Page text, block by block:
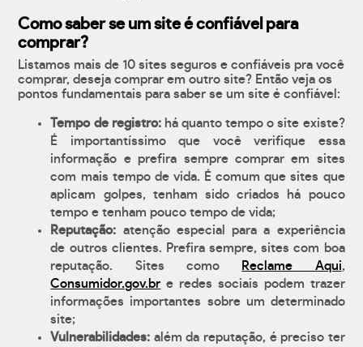
Como saber se um site é confiável para
comprar?
Listamos mais de 10 sites seguros e confiáveis pra você
comprar, deseja comprar em outro site? Então veja os
pontos fundamentais para saber se um site é confiável:
Tempo de registro:há quanto tempo o site existe?
É importantíssimo que você verifique essa
informação e prefira sempre comprar em sites
com mais tempo de vida. É comum que sites que
aplicam golpes, tenham sido criados há pouco
tempo e tenham pouco tempo de vida;
Reputação: atenção especial para a experiência
de outros clientes. Prefira sempre, sites com boa
reputação. Sites como
Reclame Aqui,
Consumidor.gov.br e redes sociais podem trazer
informações importantes sobre um determinado
site;
Vulnerabilidades: além da reputação, é preciso ter